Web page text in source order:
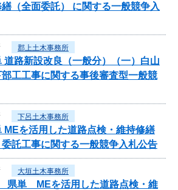
（全面委託） に関する一般競争入
郡上土木事務所
道路新設改良（一般分）（一）白山
工工事に関する事後審査型一般競
下呂土木事務所
MEを活用した道路点検・維持修繕
託工事に関する一般競争入札公告
大垣土木事務所
県単 MEを活用した道路点検・維